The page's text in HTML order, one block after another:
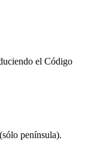
el Código
península).